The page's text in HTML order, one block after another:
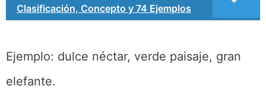
Clasificación, Concepto y 74 Ejemplos
Ejemplo: dulce néctar, verde paisaje, gran
elefante.